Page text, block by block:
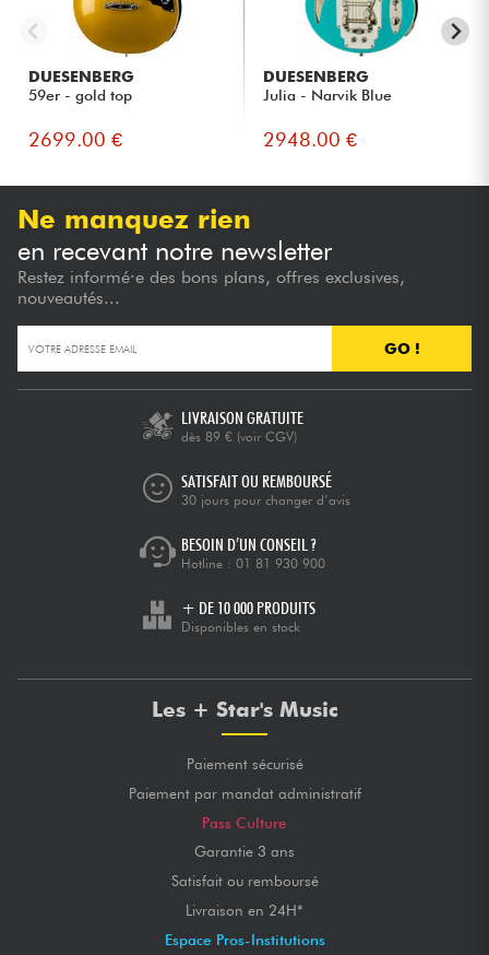
DUESENBERG
59er - gold top
2699.00 €
DUESENBERG
Julia - Narvik Blue
2948.00 €
Ne manquez rien
en recevant notre newsletter
Restez informé·e des bons plans, offres exclusives,
nouveautés...
GO !
LIVRAISON GRATUITE
dès 89 € (voir CGV)
SATISFAIT OU REMBOURSÉ
30 jours pour changer d’avis
BESOIN D’UN CONSEIL ?
Hotline : 01 81 930 900
+ DE 10 000 PRODUITS
Disponibles en stock
Les + Star's Music
Paiement sécurisé
Paiement par mandat administratif
Pass Culture
Garantie 3 ans
Satisfait ou remboursé
Livraison en 24H*
Espace Pros-Institutions